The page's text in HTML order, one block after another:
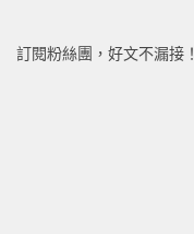
訂閱粉絲團，好文不漏接！